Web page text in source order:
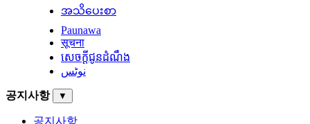
အသိပေးစာ
Paunawa
सूचना
សេចក្តីជូនដំណឹង
نوٹس
공지사항 ▼
공지사항